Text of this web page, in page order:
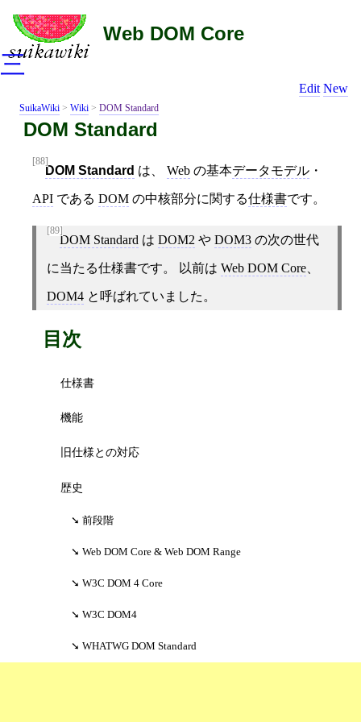
Web DOM Core
Edit New
SuikaWiki > Wiki > DOM Standard
DOM Standard
[88]
DOM Standard は、 Web の基本データモデル ・
API である DOM の中核部分に関する仕様書です。
[89]
DOM Standard は DOM2 や DOM3の次の世代
に当たる仕様書です。 以前は Web DOM Core、
DOM4と呼ばれていました。
目次
仕様書
機能
旧仕様との対応
歴史
前段階
Web DOM Core & Web DOM Range
W3C DOM 4 Core
W3C DOM4
WHATWG DOM Standard
三